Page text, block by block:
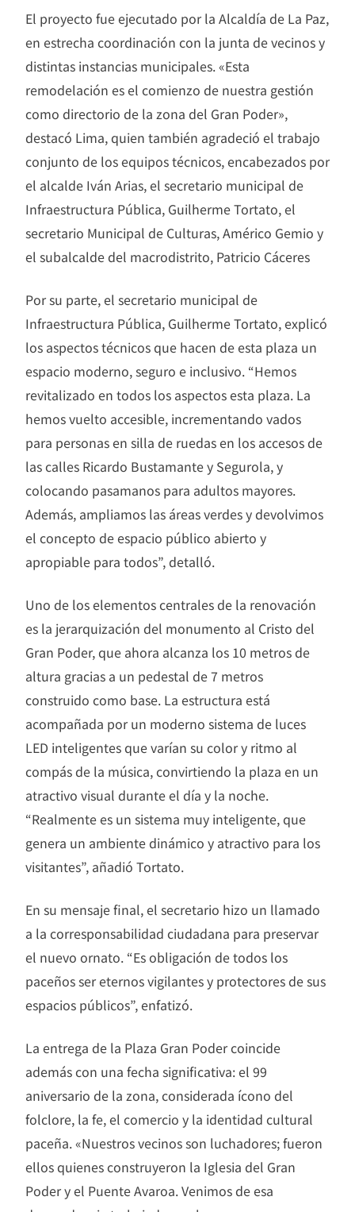
El proyecto fue ejecutado por la Alcaldía de La Paz,
en estrecha coordinación con la junta de vecinos y
distintas instancias municipales. «Esta
remodelación es el comienzo de nuestra gestión
como directorio de la zona del Gran Poder»,
destacó Lima, quien también agradeció el trabajo
conjunto de los equipos técnicos, encabezados por
el alcalde Iván Arias, el secretario municipal de
Infraestructura Pública, Guilherme Tortato, el
secretario Municipal de Culturas, Américo Gemio y
el subalcalde del macrodistrito, Patricio Cáceres
Por su parte, el secretario municipal de
Infraestructura Pública, Guilherme Tortato, explicó
los aspectos técnicos que hacen de esta plaza un
espacio moderno, seguro e inclusivo. “Hemos
revitalizado en todos los aspectos esta plaza. La
hemos vuelto accesible, incrementando vados
para personas en silla de ruedas en los accesos de
las calles Ricardo Bustamante y Segurola, y
colocando pasamanos para adultos mayores.
Además, ampliamos las áreas verdes y devolvimos
el concepto de espacio público abierto y
apropiable para todos”, detalló.
Uno de los elementos centrales de la renovación
es la jerarquización del monumento al Cristo del
Gran Poder, que ahora alcanza los 10 metros de
altura gracias a un pedestal de 7 metros
construido como base. La estructura está
acompañada por un moderno sistema de luces
LED inteligentes que varían su color y ritmo al
compás de la música, convirtiendo la plaza en un
atractivo visual durante el día y la noche.
“Realmente es un sistema muy inteligente, que
genera un ambiente dinámico y atractivo para los
visitantes”, añadió Tortato.
En su mensaje final, el secretario hizo un llamado
a la corresponsabilidad ciudadana para preservar
el nuevo ornato. “Es obligación de todos los
paceños ser eternos vigilantes y protectores de sus
espacios públicos”, enfatizó.
La entrega de la Plaza Gran Poder coincide
además con una fecha significativa: el 99
aniversario de la zona, considerada ícono del
folclore, la fe, el comercio y la identidad cultural
paceña. «Nuestros vecinos son luchadores; fueron
ellos quienes construyeron la Iglesia del Gran
Poder y el Puente Avaroa. Venimos de esa